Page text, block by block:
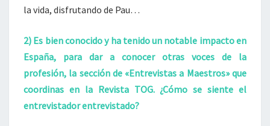
la vida, disfrutando de Pau…
2) Es bien conocido y ha tenido un notable impacto en
España, para dar a conocer otras voces de la
profesión, la sección de «Entrevistas a Maestros» que
coordinas en la Revista TOG. ¿Cómo se siente el
entrevistador entrevistado?